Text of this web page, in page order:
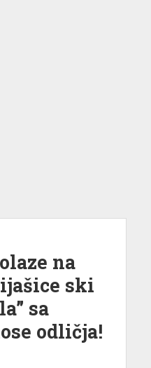
na
ski
sa
odličja!